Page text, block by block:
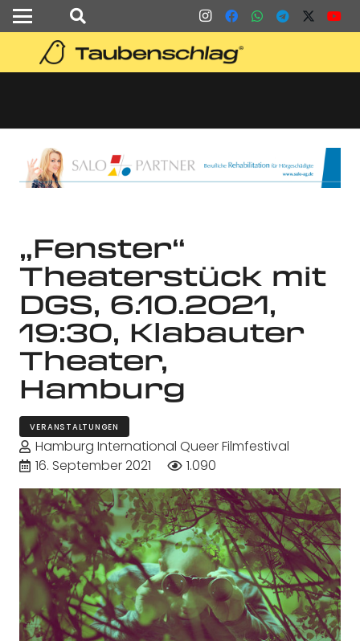
„Fenster“
Theaterstück mit
DGS, 6.10.2021,
19:30, Klabauter
Theater,
Hamburg
VERANSTALTUNGEN
Hamburg International Queer Filmfestival
16. September 2021
1.090